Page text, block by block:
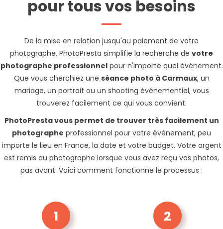
pour tous vos besoins
De la mise en relation jusqu'au paiement de votre
photographe, PhotoPresta simplifie la recherche de votre
photographe professionnelpour n'importe quel événement.
Que vous cherchiez une séance photo à Carmaux, un
mariage, un portrait ou un shooting événementiel, vous
trouverez facilement ce qui vous convient.
PhotoPresta vous permet de trouver très facilement un
photographe professionnel pour votre événement, peu
importe le lieu en France, la date et votre budget. Votre argent
est remis au photographe lorsque vous avez reçu vos photos,
pas avant. Voici comment fonctionne le processus :
1 2